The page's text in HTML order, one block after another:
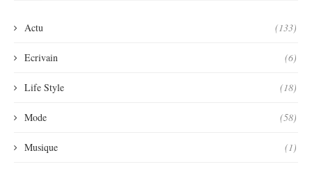
Actu (133)
Ecrivain (6)
Life Style (18)
Mode (58)
Musique (1)